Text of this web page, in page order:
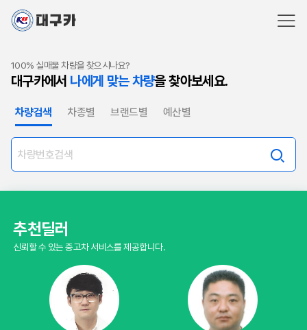
100% 실매물 차량을 찾으시나요?
대구카에서 나에게 맞는 차량을 찾아보세요.
차량검색 차종별 브랜드별 예산별
추천딜러
신뢰할 수 있는 중고차 서비스를 제공합니다.